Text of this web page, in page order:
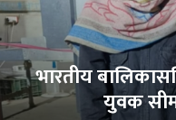
भारतीय
युवक